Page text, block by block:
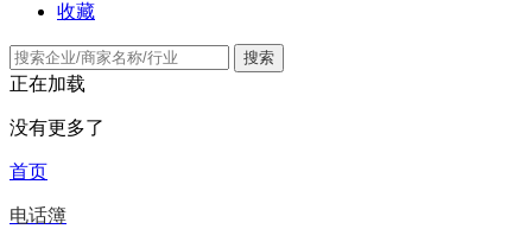
收藏
搜索
正在加载
没有更多了
首页
电话簿